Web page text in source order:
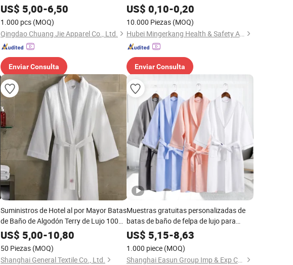
de franela de coral, de manga larga,
para SPA, mujeres y damas
US$ 5,00-6,50
1.000 pcs (MOQ)
Qingdao Chuang Jie Apparel Co., Ltd.
Enviar Consulta
US$ 0,10-0,20
10.000 Piezas (MOQ)
Hubei Mingerkang Health & Safety Appliances Co., Ltd.
Enviar Consulta
Suministros de Hotel al por Mayor Batas
de Baño de Algodón Terry de Lujo 100%
Batas de Waffle
US$ 5,00-10,80
50 Piezas (MOQ)
Shanghai General Textile Co., Ltd.
Muestras gratuitas personalizadas de
batas de baño de felpa de lujo para
hoteles
US$ 5,15-8,63
1.000 piece (MOQ)
Shanghai Easun Group Imp & Exp Co., Ltd.